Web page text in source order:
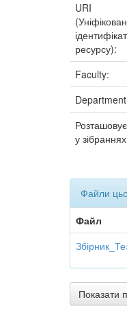
URI
ресурсу):
Faculty:
у
Файли
Файл
Показати